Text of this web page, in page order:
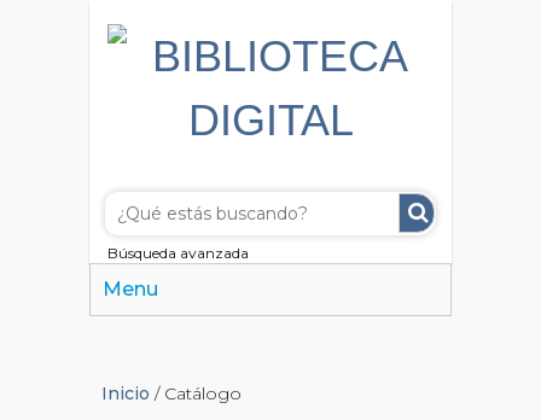
Búsqueda avanzada
Menu
Inicio / Catálogo